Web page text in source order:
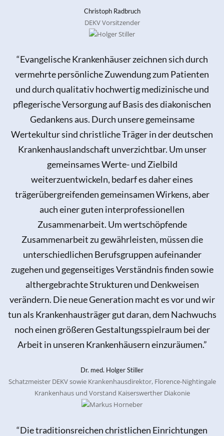
Christoph Radbruch
DEKV Vorsitzender
“Evangelische Krankenhäuser zeichnen sich durch
vermehrte persönliche Zuwendung zum Patienten
und durch qualitativ hochwertig medizinische und
pflegerische Versorgung auf Basis des diakonischen
Gedankens aus. Durch unsere gemeinsame
Wertekultur sind christliche Träger in der deutschen
Krankenhauslandschaft unverzichtbar. Um unser
gemeinsames Werte- und Zielbild
weiterzuentwickeln, bedarf es daher eines
trägerübergreifenden gemeinsamen Wirkens, aber
auch einer guten interprofessionellen
Zusammenarbeit. Um wertschöpfende
Zusammenarbeit zu gewährleisten, müssen die
unterschiedlichen Berufsgruppen aufeinander
zugehen und gegenseitiges Verständnis finden sowie
althergebrachte Strukturen und Denkweisen
verändern. Die neue Generation macht es vor und wir
tun als Krankenhausträger gut daran, dem Nachwuchs
noch einen größeren Gestaltungsspielraum bei der
Arbeit in unseren Krankenhäusern einzuräumen.”
Dr. med. Holger Stiller
Schatzmeister DEKV sowie Krankenhausdirektor, Florence-Nightingale
Krankenhaus und Vorstand Kaiserswerther Diakonie
“Die traditionsreichen christlichen Einrichtungen